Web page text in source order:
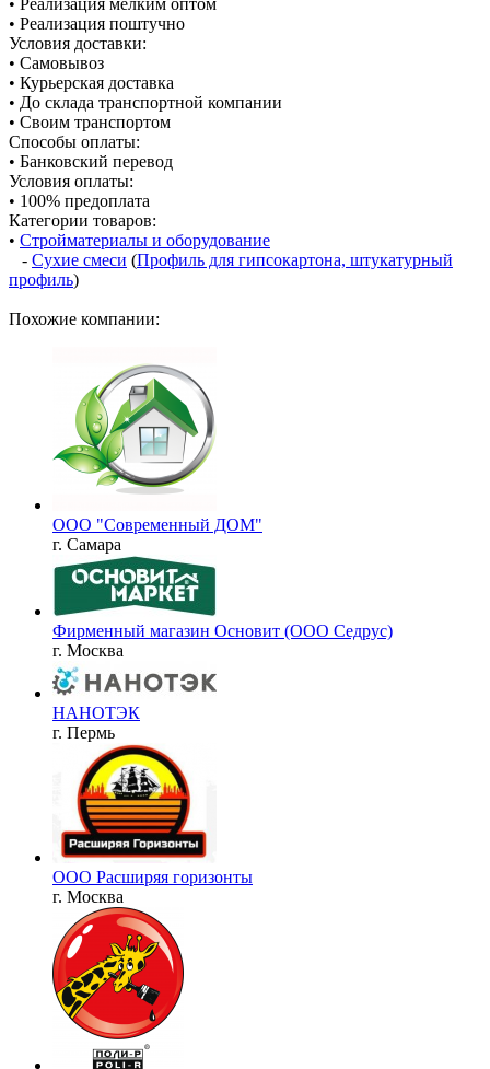
• Реализация поштучно
Условия доставки:
• Самовывоз
• Курьерская доставка
• До склада транспортной компании
• Своим транспортом
Способы оплаты:
• Банковский перевод
Условия оплаты:
• 100% предоплата
Категории товаров:
• Стройматериалы и оборудование
- Сухие смеси (Профиль для гипсокартона, штукатурный
профиль)
Похожие компании:
ООО "Современный ДОМ"
г. Самара
Фирменный магазин Основит (ООО Седрус)
г. Москва
НАНОТЭК
г. Пермь
ООО Расширяя горизонты
г. Москва